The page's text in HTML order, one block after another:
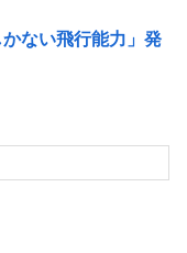
かない飛行能力」発